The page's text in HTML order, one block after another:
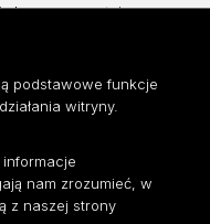
prywatności
podstawowe funkcje
witryny.
nam zrozumieć, w
z naszej strony